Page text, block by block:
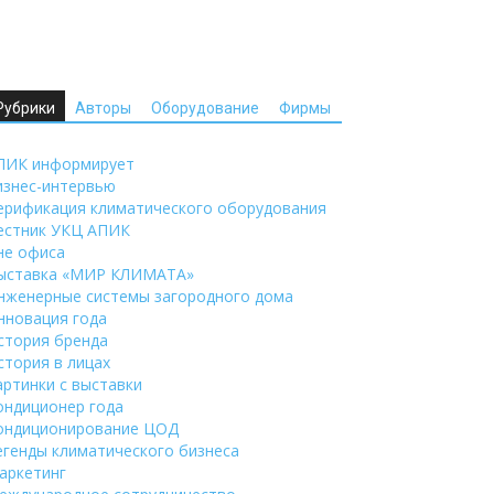
Авторы Оборудование Фирмы
информирует
интервью
климатического оборудования
УКЦ АПИК
офиса
«МИР КЛИМАТА»
системы загородного дома
года
бренда
в лицах
с выставки
года
ЦОД
климатического бизнеса